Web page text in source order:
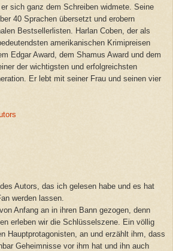
sich ganz dem Schreiben widmete. Seine
40 Sprachen übersetzt und erobern
Bestsellerlisten. Harlan Coben, der als
amerikanischen Krimipreisen
Edgar Award, dem Shamus Award und dem
der wichtigsten und erfolgreichsten
Er lebt mit seiner Frau und seinen vier
Autors, das ich gelesen habe und es hat
werden lassen.
Anfang an in ihren Bann gezogen, denn
erleben wir die Schlüsselszene. Ein völlig
Hauptprotagonisten, an und erzählt ihm, dass
Geheimnisse vor ihm hat und ihn auch